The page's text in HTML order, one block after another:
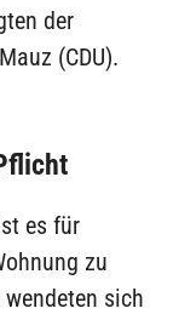
der
(CDU).
es für
zu
sich